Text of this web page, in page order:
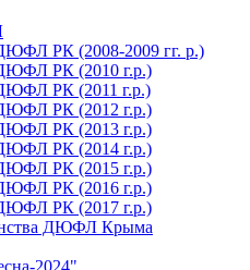
РК (2008-2009 гг. р.)
РК (2010 г.р.)
РК (2011 г.р.)
РК (2012 г.р.)
РК (2013 г.р.)
РК (2014 г.р.)
РК (2015 г.р.)
РК (2016 г.р.)
РК (2017 г.р.)
ДЮФЛ Крыма
2024"